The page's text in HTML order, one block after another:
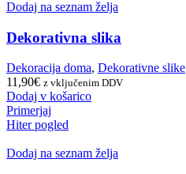
Dodaj na seznam želja
Dekorativna slika
Dekoracija doma, Dekorativne slike
11,90€ z vključenim DDV
Dodaj v košarico
Primerjaj
Hiter pogled
Dodaj na seznam želja